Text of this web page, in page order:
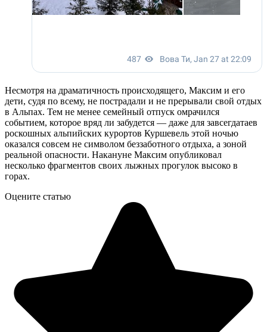
Несмотря на драматичность происходящего, Максим и его
дети, судя по всему, не пострадали и не прерывали свой отдых
в Альпах. Тем не менее семейный отпуск омрачился
событием, которое вряд ли забудется — даже для завсегдатаев
роскошных альпийских курортов Куршевель этой ночью
оказался совсем не символом беззаботного отдыха, а зоной
реальной опасности. Накануне Максим опубликовал
несколько фрагментов своих лыжных прогулок высоко в
горах.
Оцените статью